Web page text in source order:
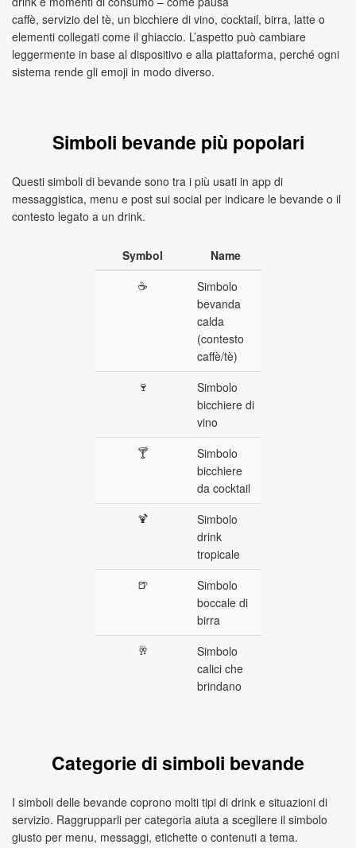
caffè, servizio del tè, un bicchiere di vino, cocktail, birra, latte o
elementi collegati come il ghiaccio. L’aspetto può cambiare
leggermente in base al dispositivo e alla piattaforma, perché ogni
sistema rende gli emoji in modo diverso.
Simboli bevande più popolari
Questi simboli di bevande sono tra i più usati in app di
messaggistica, menu e post sui social per indicare le bevande o il
contesto legato a un drink.
Symbol
Name
☕
Simbolo
bevanda
calda
(contesto
caffè/tè)
🍷
Simbolo
bicchiere di
vino
🍸
Simbolo
bicchiere
da cocktail
🍹
Simbolo
drink
tropicale
🍺
Simbolo
boccale di
birra
🥂
Simbolo
calici che
brindano
Categorie di simboli bevande
I simboli delle bevande coprono molti tipi di drink e situazioni di
servizio. Raggrupparli per categoria aiuta a scegliere il simbolo
giusto per menu, messaggi, etichette o contenuti a tema.